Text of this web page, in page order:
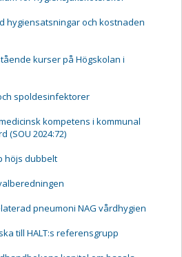
hygiensatsningar och kostnaden
kurser på Högskolan i
spoldesinfektorer
kompetens i kommunal
(SOU 2024:72)
höjs dubbelt
pneumoni NAG vårdhygien
till HALT:s referensgrupp